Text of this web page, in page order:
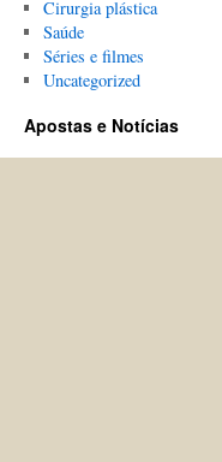
Cirurgia plástica
Saúde
Séries e filmes
Uncategorized
Apostas e Notícias